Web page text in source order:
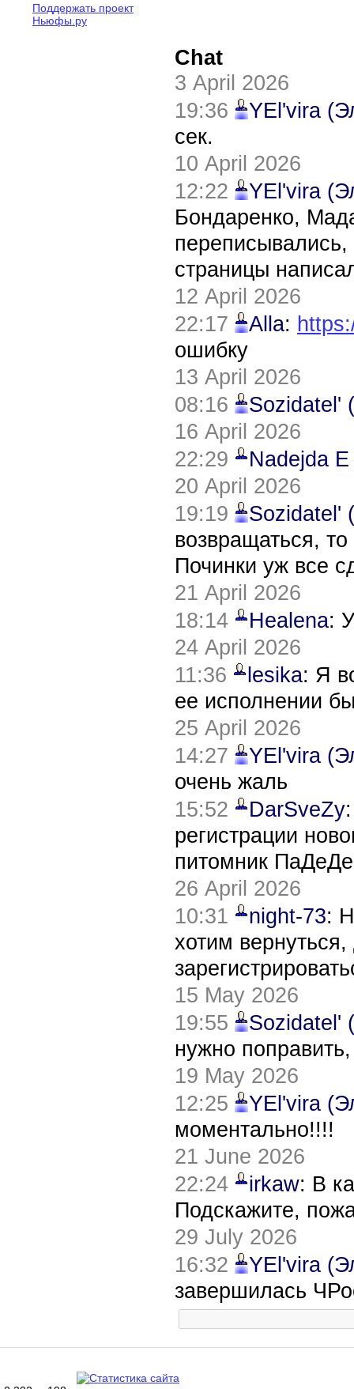
Поддержать проект
Ньюфы.ру
Chat
3 April 2026
19:36
YEl'vira
сек.
10 April 2026
12:22
YEl'vira
Бондаренко,
страницы
12 April 2026
22:17
Alla:
ошибку
13 April 2026
08:16
Sozidatel'
16 April 2026
22:29
Nadejda
20 April 2026
19:19
Sozidatel'
возвращаться,
Починки уж все
21 April 2026
18:14
Healena:
24 April 2026
11:36
lesika: Я
ее исполнении
25 April 2026
14:27
YEl'vira
очень жаль
15:52
DarSveZy
регистрации
питомник
26 April 2026
10:31
night-73:
хотим
15 May 2026
19:55
Sozidatel'
нужно
19 May 2026
12:25
YEl'vira
моментально!!!!
21 June 2026
22:24
irkaw: В
Подскажите,
29 July 2026
16:32
YEl'vira
завершилась